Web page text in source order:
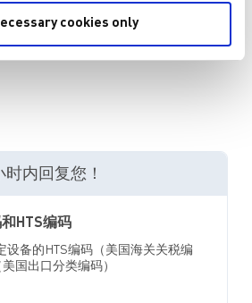
cookies only
询价或技术支持
内回复您！
HTS编码
设备的HTS编码（美国海关关税编
国出口分类编码）